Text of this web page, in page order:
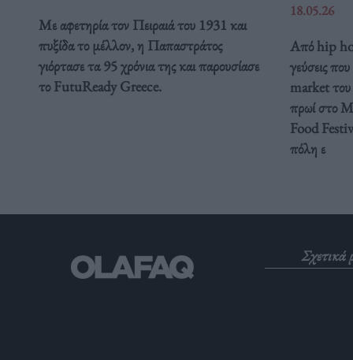
Με αφετηρία τον Πειραιά του 1931 και
πυξίδα το μέλλον, η Παπαστράτος
γιόρτασε τα 95 χρόνια της και παρουσίασε
το FutuReady Greece.
18.05.26
Από hip
γεύσεις
market του
πρωί στο
Food
πόλη ε
Σχετικά